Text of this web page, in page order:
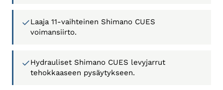
Laaja 11-vaihteinen Shimano CUES
voimansiirto.
Hydrauliset Shimano CUES levyjarrut
tehokkaaseen pysäytykseen.